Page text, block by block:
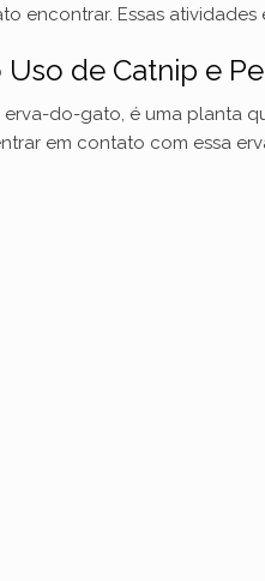
encontrar. Essas
de Catnip e
do-gato, é uma planta
em contato com essa